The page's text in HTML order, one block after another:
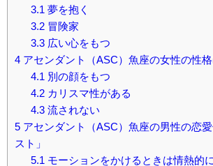
3.1 夢を抱く
3.2冒険家
3.3広い心をもつ
4 アセンダント（ASC）魚座の女性の性格
4.1 別の顔をもつ
4.2カリスマ性がある
4.3流されない
5 アセンダント（ASC）魚座の男性の恋
スト」
5.1 モーションをかけるときは情熱的に